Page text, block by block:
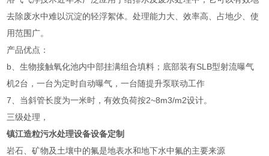
去除废水中难以沉淀的轻浮絮体。处理能力大、效率高、占地少、使
用范围广。
产品优点：
b、生物接触氧化池内中部挂满组合填料；底部装有SLB型射流曝气
机2台，一台为定时自动曝气，一台随提升泵联动工作
7、当斜管长度为一米时，有效负荷按2~8m3/m2设计。
三级处理，
镇江造粒污水处理设备设备定制
岩石、矿物及土壤中的氟是地表水和地下水中氟的主要来源